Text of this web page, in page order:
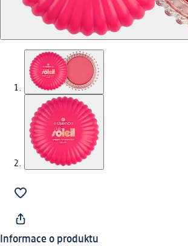
Informace o produktu